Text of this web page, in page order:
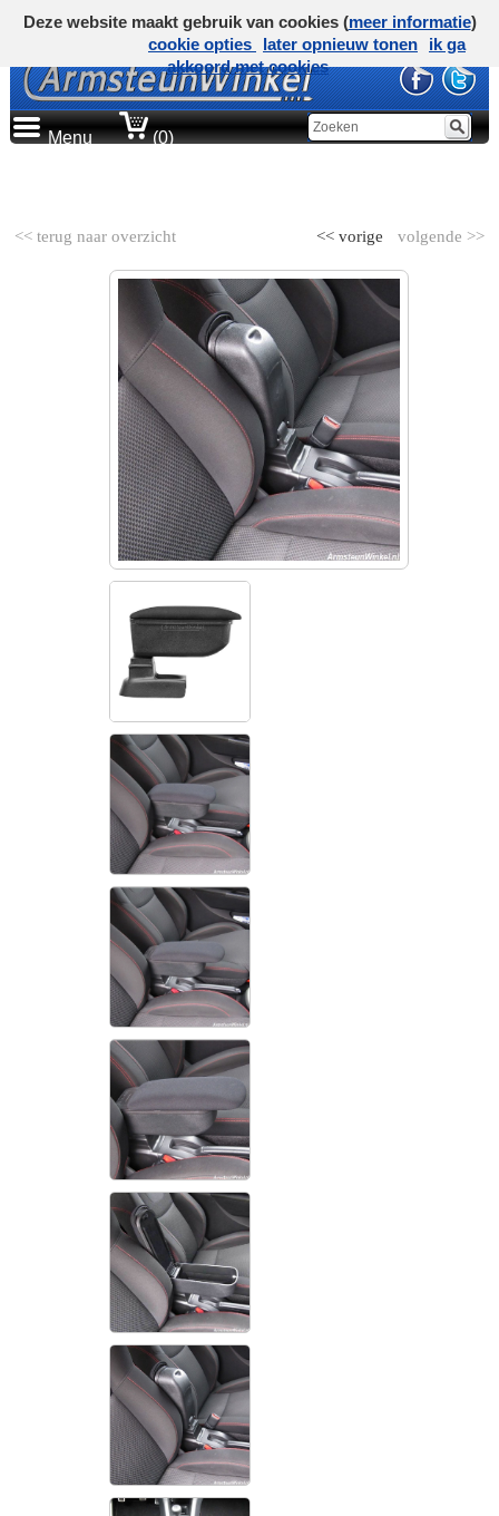
Menu (0)
<< terug naar overzicht volgende >>
<< vorige
Deze website maakt gebruik van cookies (meer informatie)
cookie opties
later opnieuw tonen
ik ga
akkoord met cookies